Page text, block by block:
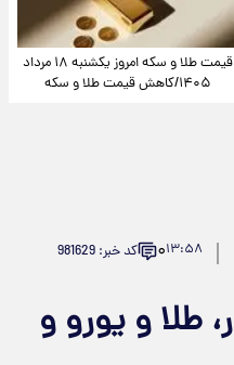
قیمت طلا و سکه امروز یکشنبه ۱۸ مرداد
۱۴۰۵/کاهش قیمت طلا و سکه
۱۳:۵۸۰ کد خبر: 981629
طلا و یورو و